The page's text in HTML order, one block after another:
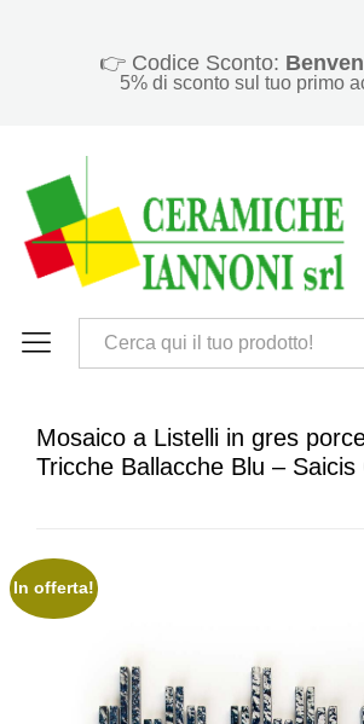
👉 Codice Sconto:
5% di sconto sul tuo primo
Mosaico a Listelli in gres
Tricche Ballacche Blu – Saicis
In offerta!